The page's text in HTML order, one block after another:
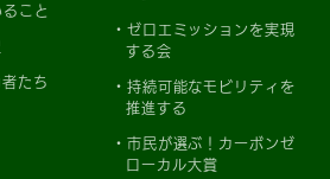
こと
たち
ゼロエミッションを実現
する会
持続可能なモビリティを
推進する
市民が選ぶ！カーボンゼ
ローカル大賞